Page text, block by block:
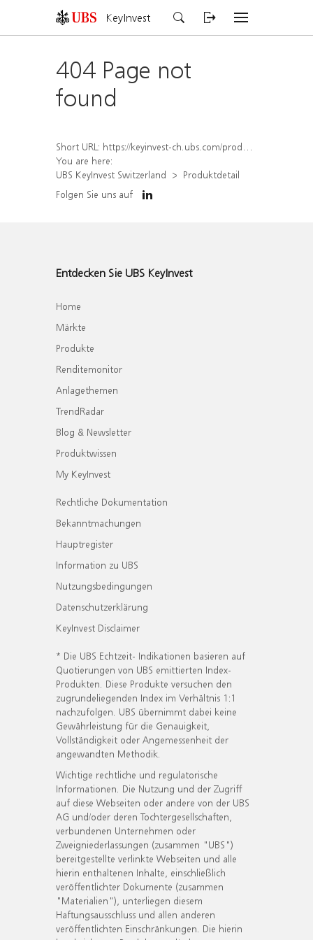
KeyInvest
404 Page not
found
Short URL: https://keyinvest-ch.ubs.com/produkt/detail/index/isin/CH1578398732
You are here:
UBS KeyInvest Switzerland
Produktdetail
Folgen Sie uns auf
Entdecken Sie UBS KeyInvest
Home
Märkte
Produkte
Renditemonitor
Anlagethemen
TrendRadar
Blog & Newsletter
Produktwissen
My KeyInvest
Rechtliche Dokumentation
Bekanntmachungen
Hauptregister
Information zu UBS
Nutzungsbedingungen
Datenschutzerklärung
KeyInvest Disclaimer
* Die UBS Echtzeit- Indikationen basieren auf
Quotierungen von UBS emittierten Index-
Produkten. Diese Produkte versuchen den
zugrundeliegenden Index im Verhältnis 1:1
nachzufolgen. UBS übernimmt dabei keine
Gewährleistung für die Genauigkeit,
Vollständigkeit oder Angemessenheit der
angewandten Methodik.
Wichtige rechtliche und regulatorische
Informationen. Die Nutzung und der Zugriff
auf diese Webseiten oder andere von der UBS
AG und/oder deren Tochtergesellschaften,
verbundenen Unternehmen oder
Zweigniederlassungen (zusammen "UBS")
bereitgestellte verlinkte Webseiten und alle
hierin enthaltenen Inhalte, einschließlich
veröffentlichter Dokumente (zusammen
"Materialien"), unterliegen diesem
Haftungsausschluss und allen anderen
veröffentlichten Einschränkungen. Die hierin